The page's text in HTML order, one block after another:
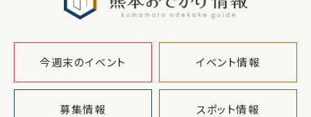
今週末のイベント イベント情報
募集情報 スポット情報